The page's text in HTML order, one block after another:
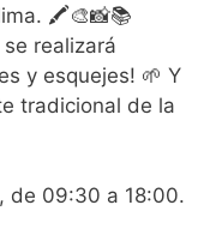
🖍🎨📸📚
realizará
y esquejes! 🌱 Y
tradicional de la
de 09:30 a 18:00.